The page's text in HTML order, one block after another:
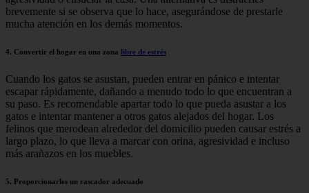
brevemente si se observa que lo hace, asegurándose de prestarle
mucha atención en los demás momentos.
4. Convertir el hogar en una zona libre de estrés
Cuando los gatos se asustan, pueden entrar en pánico e intentar
escapar rápidamente, dañando a menudo todo lo que encuentran a
su paso. Es recomendable apartar todo lo que pueda asustar a los
gatos e intentar mantener a otros gatos alejados del hogar. Los
felinos que merodean alrededor del domicilio pueden causar estrés a
largo plazo, lo que lleva a marcar con orina, agresividad e incluso
más arañazos en los muebles.
5. Proporcionarles un rascador adecuado